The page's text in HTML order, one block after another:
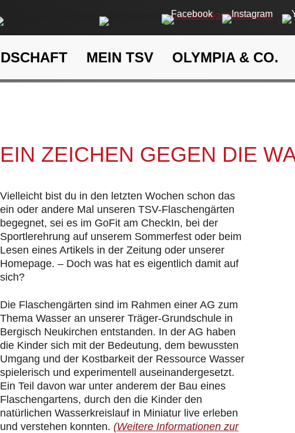
MEIN TSV OLYMPIA & CO.
EIN ZEICHEN GEGEN DIE
Vielleicht bist du in den letzten Wochen schon das
ein oder andere Mal unseren TSV-Flaschengärten
begegnet, sei es im GoFit am CheckIn, bei der
Sportlerehrung auf unserem Sommerfest oder beim
Lesen eines Artikels in der Zeitung oder unserer
Homepage. – Doch was hat es eigentlich damit auf
sich?
Die Flaschengärten sind im Rahmen einer AG zum
Thema Wasser an unserer Träger-Grundschule in
Bergisch Neukirchen entstanden. In der AG haben
die Kinder sich mit der Bedeutung, dem bewussten
Umgang und der Kostbarkeit der Ressource Wasser
spielerisch und experimentell auseinandergesetzt.
Ein Teil davon war unter anderem der Bau eines
Flaschengartens, durch den die Kinder den
natürlichen Wasserkreislauf in Miniatur live erleben
und verstehen konnten. (Weitere Informationen zur